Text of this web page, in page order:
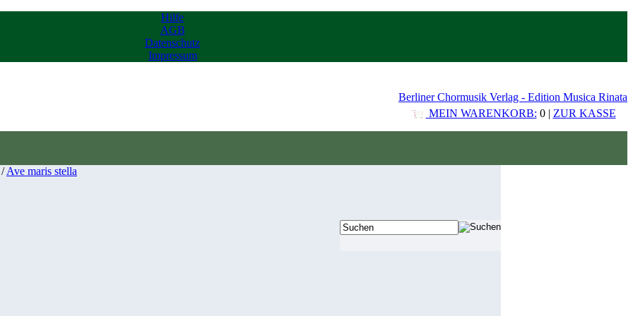
Hilfe
AGB
Datenschutz
Impressum
Berliner Chormusik Verlag - Edition Musica Rinata
MEIN WARENKORB: 0 | ZUR KASSE
/Ave maris stella